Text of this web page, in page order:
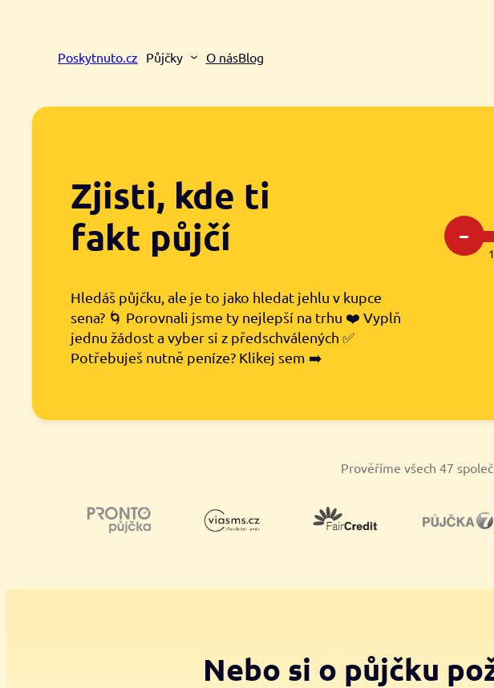
Poskytnuto.cz Půjčky O násBlog
Zjisti, kde ti
fakt půjčí
Hledáš půjčku, ale je to jako hledat jehlu v kupce
sena? 🌀 Porovnali jsme ty nejlepší na trhu ❤️ Vyplň
jednu žádost a vyber si z předschválených ✅
Potřebuješ nutně peníze? Klikej sem ➡️
–
Prověříme všech 47
Nebo si o půjčku